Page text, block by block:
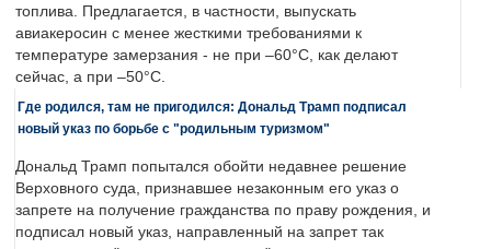
топлива. Предлагается, в частности, выпускать
авиакеросин с менее жесткими требованиями к
температуре замерзания - не при –60°C, как делают
сейчас, а при –50°C.
Где родился, там не пригодился: Дональд Трамп подписал
новый указ по борьбе с "родильным туризмом"
Дональд Трамп попытался обойти недавнее решение
Верховного суда, признавшее незаконным его указ о
запрете на получение гражданства по праву рождения, и
подписал новый указ, направленный на запрет так